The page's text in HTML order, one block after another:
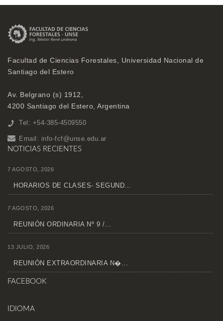
Facultad de Ciencias Forestales, Universidad Nacional de
Santiago del Estero
Av. Belgrano (s) 1912,
4200 Santiago del Estero, Argentina
Tel: +54-385-4509550
Email: info-fcf@unse.edu.ar
NOTICIAS RECIENTES
7 AGOSTO, 2026
HORARIOS DE CLASES- SEGUND...
7 AGOSTO, 2026
REUNIÓN ORDINARIA Nº 9 /...
13 JULIO, 2026
REUNIÓN EXTRAORDINARIA N�...
FACEBOOK
IDIOMA